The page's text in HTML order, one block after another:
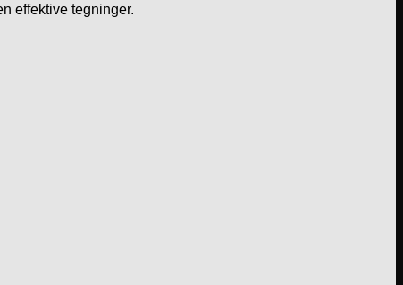
effektive tegninger.